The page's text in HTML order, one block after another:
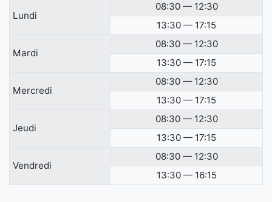
Lundi
08:30 — 12:30
13:30 — 17:15
Mardi
08:30 — 12:30
13:30 — 17:15
Mercredi
08:30 — 12:30
13:30 — 17:15
Jeudi
08:30 — 12:30
13:30 — 17:15
Vendredi
08:30 — 12:30
13:30 — 16:15